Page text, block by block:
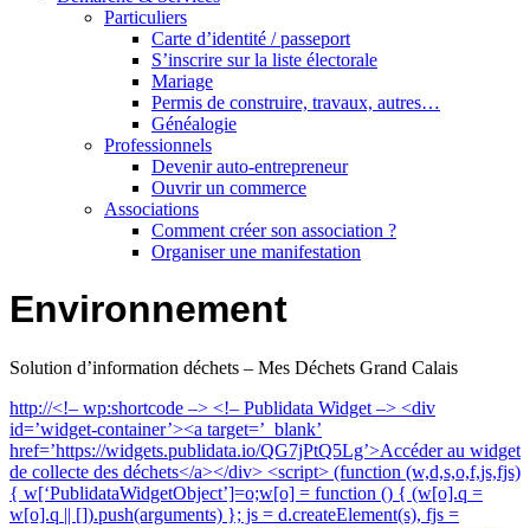
Particuliers
Carte d’identité / passeport
S’inscrire sur la liste électorale
Mariage
Permis de construire, travaux, autres…
Généalogie
Professionnels
Devenir auto-entrepreneur
Ouvrir un commerce
Associations
Comment créer son association ?
Organiser une manifestation
Environnement
Solution d’information déchets – Mes Déchets Grand Calais
http://<!– wp:shortcode –> <!– Publidata Widget –> <div
id=’widget-container’><a target=’_blank’
href=’https://widgets.publidata.io/QG7jPtQ5Lg’>Accéder au widget
de collecte des déchets</a></div> <script> (function (w,d,s,o,f,js,fjs)
{ w[‘PublidataWidgetObject’]=o;w[o] = function () { (w[o].q =
w[o].q || []).push(arguments) }; js = d.createElement(s), fjs =